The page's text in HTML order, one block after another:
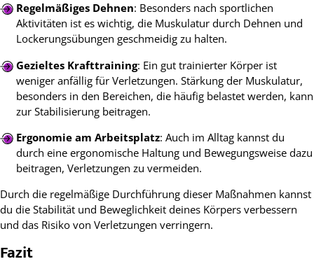
Regelmäßiges Dehnen: Besonders nach sportlichen
Aktivitäten ist es wichtig, die Muskulatur durch Dehnen und
Lockerungsübungen geschmeidig zu halten.
Gezieltes Krafttraining: Ein gut trainierter Körper ist
weniger anfällig für Verletzungen. Stärkung der Muskulatur,
besonders in den Bereichen, die häufig belastet werden, kann
zur Stabilisierung beitragen.
Ergonomie am Arbeitsplatz: Auch im Alltag kannst du
durch eine ergonomische Haltung und Bewegungsweise dazu
beitragen, Verletzungen zu vermeiden.
Durch die regelmäßige Durchführung dieser Maßnahmen kannst
du die Stabilität und Beweglichkeit deines Körpers verbessern
und das Risiko von Verletzungen verringern.
Fazit